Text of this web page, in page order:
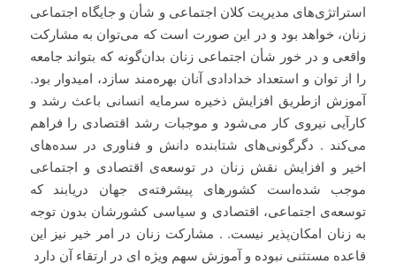
استراتژی‌های مدیریت کلان اجتماعی و شأن و جایگاه اجتماعی
زنان، خواهد بود و در این صورت است که می‌توان به مشارکت
واقعی و در خور شأن اجتماعی زنان بدان‌گونه که بتواند جامعه
را از توان و استعداد خدادادی آنان بهره‌مند سازد، امیدوار بود.
آموزش ازطریق افزایش ذخیره سرمایه انسانی باعث رشد و
کارآیی نیروی کار می‌شود و موجبات رشد اقتصادی را فراهم
می‌کند . دگرگونی‌های شتابنده دانش و فناوری در سده‌های
اخیر و افزایش نقش زنان در توسعه‌ی اقتصادی و اجتماعی
موجب شده‌است کشورهای پیشرفته‌ی جهان دریابند که
توسعه‌ی اجتماعی، اقتصادی و سیاسی کشورشان بدون توجه
به زنان امکان‌پذیر نیست. . مشارکت زنان در امر خیر نیز این
قاعده مستثنی نبوده و آموزش سهم ویژه ای در ارتقاء آن دارد